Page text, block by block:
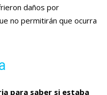
daños por
no permitirán que ocurra
para saber si estaba